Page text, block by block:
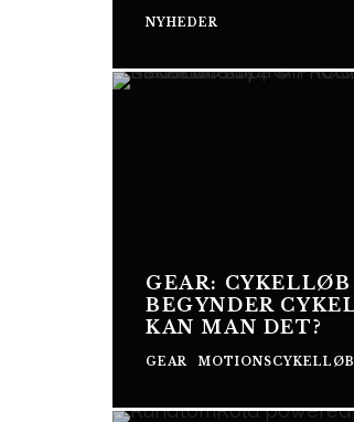
NYHEDER
GEAR: CYKELLØB
BEGYNDER
KAN MAN DET?
GEAR MOTIONSCYKELLØB